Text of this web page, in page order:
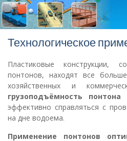
Технологическое
Пластиковые конструкции,
понтонов, находят все
хозяйственных и
грузоподъёмность понтона
эффективно справляться с
на дне водоема.
Применение понтонов